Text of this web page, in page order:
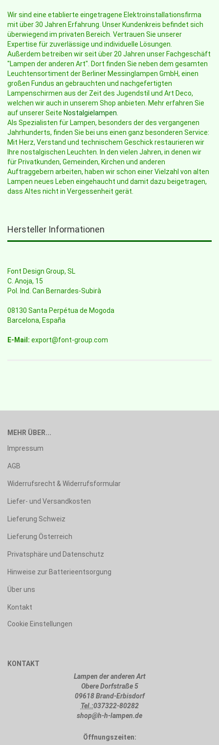
Wir sind eine etablierte eingetragene Elektroinstallationsfirma
mit über 30 Jahren Erfahrung. Unser Kundenkreis befindet sich
überwiegend im privaten Bereich. Vertrauen Sie unserer
Expertise für zuverlässige und individuelle Lösungen.
Außerdem betreiben wir seit über 20 Jahren unser Fachgeschäft
"Lampen der anderen Art". Dort finden Sie neben dem gesamten
Leuchtensortiment der Berliner Messinglampen GmbH, einen
großen Fundus an gebrauchten und nachgefertigten
Lampenschirmen aus der Zeit des Jugendstil und Art Deco,
welchen wir auch in unserem Shop anbieten. Mehr erfahren Sie
auf unserer Seite Nostalgielampen.
Als Spezialisten für Lampen, besonders der des vergangenen
Jahrhunderts, finden Sie bei uns einen ganz besonderen Service:
Mit Herz, Verstand und technischem Geschick restaurieren wir
Ihre nostalgischen Leuchten. In den vielen Jahren, in denen wir
für Privatkunden, Gemeinden, Kirchen und anderen
Auftraggebern arbeiten, haben wir schon einer Vielzahl von alten
Lampen neues Leben eingehaucht und damit dazu beigetragen,
dass Altes nicht in Vergessenheit gerät.
Hersteller Informationen
Font Design Group, SL
C. Anoja, 15
Pol. Ind. Can Bernardes-Subirà
08130 Santa Perpétua de Mogoda
Barcelona, España
E-Mail: export@font-group.com
MEHR ÜBER...
Impressum
AGB
Widerrufsrecht & Widerrufsformular
Liefer- und Versandkosten
Lieferung Schweiz
Lieferung Österreich
Privatsphäre und Datenschutz
Hinweise zur Batterieentsorgung
Über uns
Kontakt
Cookie Einstellungen
KONTAKT
Lampen der anderen Art
Obere Dorfstraße 5
09618 Brand-Erbisdorf
Tel.:037322-80282
shop@h-h-lampen.de
Öffnungszeiten: